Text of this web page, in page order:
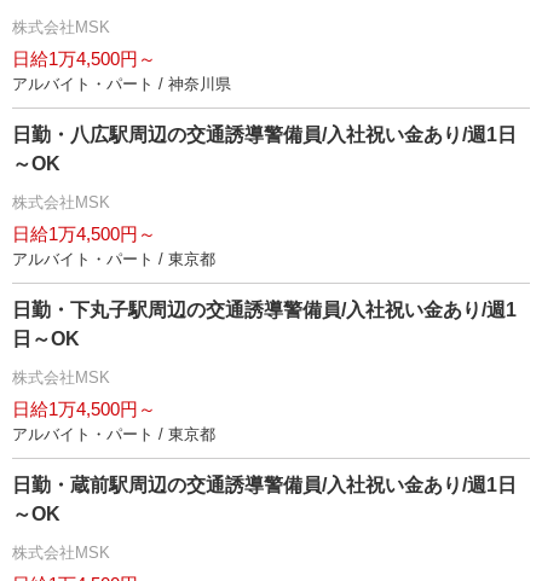
株式会社MSK
日給1万4,500円～
アルバイト・パート / 神奈川県
日勤・八広駅周辺の交通誘導警備員/入社祝い金あり/週1日
～OK
株式会社MSK
日給1万4,500円～
アルバイト・パート / 東京都
日勤・下丸子駅周辺の交通誘導警備員/入社祝い金あり/週1
日～OK
株式会社MSK
日給1万4,500円～
アルバイト・パート / 東京都
日勤・蔵前駅周辺の交通誘導警備員/入社祝い金あり/週1日
～OK
株式会社MSK